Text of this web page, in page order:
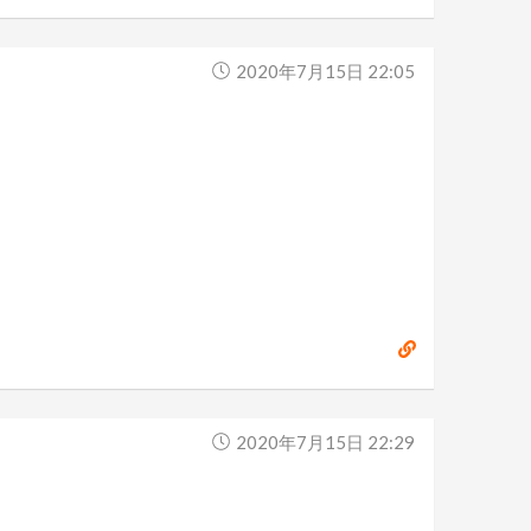
2020年7月15日 22:05
2020年7月15日 22:29